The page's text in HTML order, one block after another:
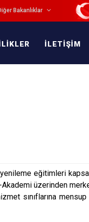
Bakanlıklar
İLETİŞİM
eğitimleri
üzerinden
sınıflarına